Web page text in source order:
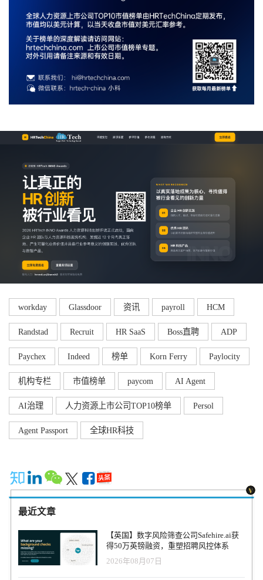
workday Glassdoor 资讯 payroll HCM
Randstad Recruit HR SaaS Boss直聘 ADP
Paychex Indeed 榜单 Korn Ferry Paylocity
机构专栏 市值榜单 paycom AI Agent
AI治理 人力资源上市公司TOP10榜单 Persol
Agent Passport 全球HR科技
最近文章
【英国】数字风险筛查公司Safehire.ai获
得50万英镑融资，重塑招聘风控体系
2026年08月07日